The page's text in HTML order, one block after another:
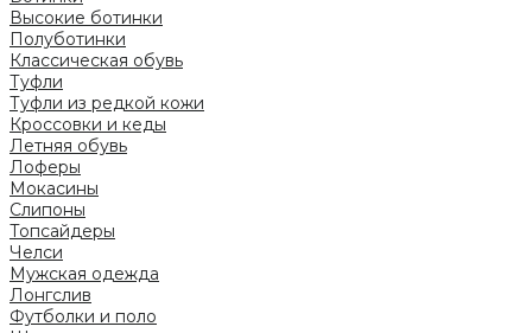
Высокие ботинки
Полуботинки
Классическая обувь
Туфли
Туфли из редкой кожи
Кроссовки и кеды
Летняя обувь
Лоферы
Мокасины
Слипоны
Топсайдеры
Челси
Мужская одежда
Лонгслив
Футболки и поло